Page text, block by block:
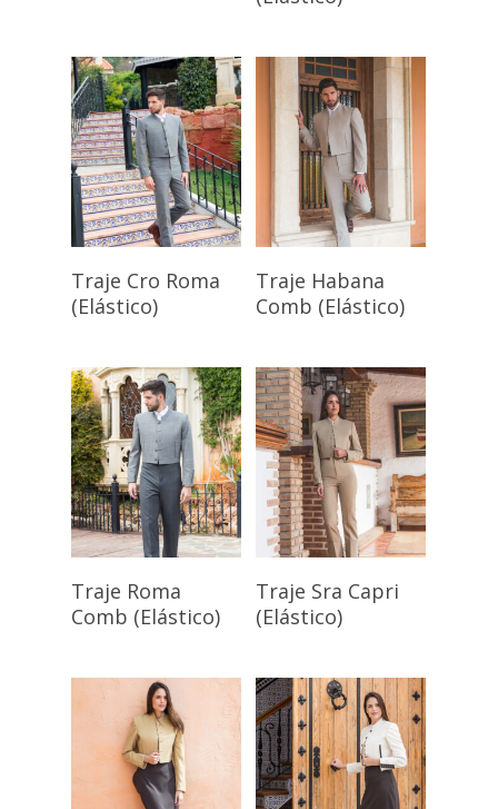
Seleccionar
Opciones
Traje Cro Roma
(Elástico)
Seleccionar
Opciones
Traje Habana
Comb (Elástico)
Seleccionar
Opciones
Traje Roma
Comb (Elástico)
Seleccionar
Opciones
Traje Sra Capri
(Elástico)